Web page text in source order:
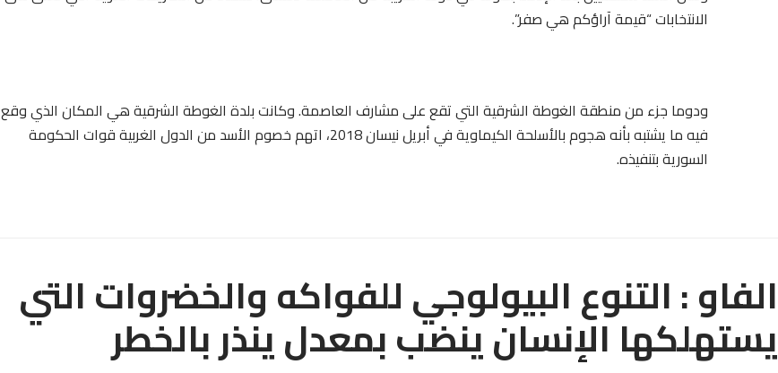
الانتخابات “قيمة آراؤكم هي صفر”.
ودوما جزء من منطقة الغوطة الشرقية التي تقع على مشارف العاصمة. وكانت بلدة الغوطة الشرقية هي المكان الذي وقع
فيه ما يشتبه بأنه هجوم بالأسلحة الكيماوية في أبريل نيسان 2018، اتهم خصوم الأسد من الدول الغربية قوات الحكومة
السورية بتنفيذه.
الفاو : التنوع البيولوجي للفواكه والخضروات التي
يستهلكها الإنسان ينضب بمعدل ينذر بالخطر